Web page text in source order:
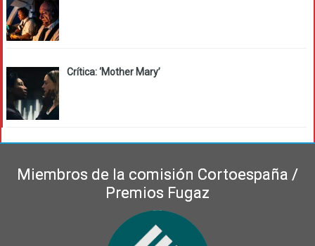
Crítica: ‘Mother Mary’
Miembros de la comisión Cortoespaña /
Premios Fugaz